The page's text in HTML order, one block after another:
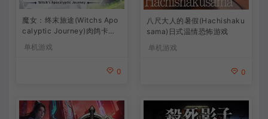
魔女：终末旅途(Witchs Apo
calyptic Journey)肉鸽卡牌
策略游戏
单机游戏
0
八尺大人的暑假(Hachishaku
sama)日式温情恐怖游戏
单机游戏
0